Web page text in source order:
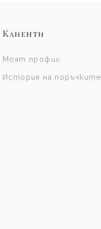
Клиенти
Моят профил
История на поръчките